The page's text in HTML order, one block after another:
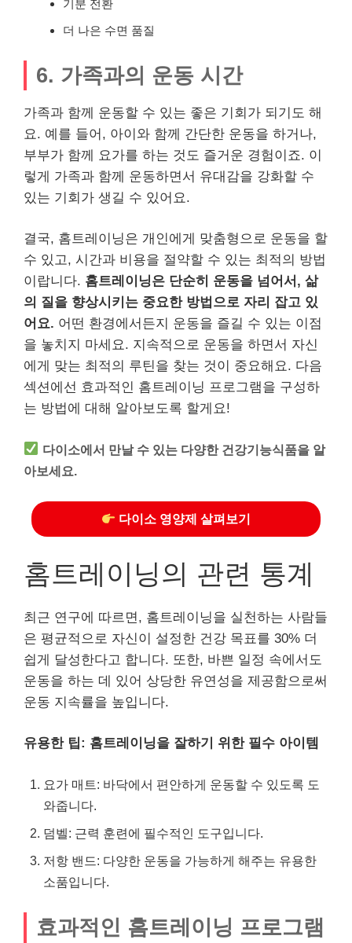
기분 전환
더 나은 수면 품질
6. 가족과의 운동 시간
가족과 함께 운동할 수 있는 좋은 기회가 되기도 해
요. 예를 들어, 아이와 함께 간단한 운동을 하거나,
부부가 함께 요가를 하는 것도 즐거운 경험이죠. 이
렇게 가족과 함께 운동하면서 유대감을 강화할 수
있는 기회가 생길 수 있어요.
결국, 홈트레이닝은 개인에게 맞춤형으로 운동을 할
수 있고, 시간과 비용을 절약할 수 있는 최적의 방법
이랍니다. 홈트레이닝은 단순히 운동을 넘어서, 삶
의 질을 향상시키는 중요한 방법으로 자리 잡고 있
어요. 어떤 환경에서든지 운동을 즐길 수 있는 이점
을 놓치지 마세요. 지속적으로 운동을 하면서 자신
에게 맞는 최적의 루틴을 찾는 것이 중요해요. 다음
섹션에선 효과적인 홈트레이닝 프로그램을 구성하
는 방법에 대해 알아보도록 할게요!
다이소에서 만날 수 있는 다양한 건강기능식품을 알
아보세요.
다이소 영양제 살펴보기
홈트레이닝의 관련 통계
최근 연구에 따르면, 홈트레이닝을 실천하는 사람들
은 평균적으로 자신이 설정한 건강 목표를 30% 더
쉽게 달성한다고 합니다. 또한, 바쁜 일정 속에서도
운동을 하는 데 있어 상당한 유연성을 제공함으로써
운동 지속률을 높입니다.
유용한 팁: 홈트레이닝을 잘하기 위한 필수 아이템
요가 매트: 바닥에서 편안하게 운동할 수 있도록 도
와줍니다.
덤벨: 근력 훈련에 필수적인 도구입니다.
저항 밴드: 다양한 운동을 가능하게 해주는 유용한
소품입니다.
효과적인 홈트레이닝 프로그램